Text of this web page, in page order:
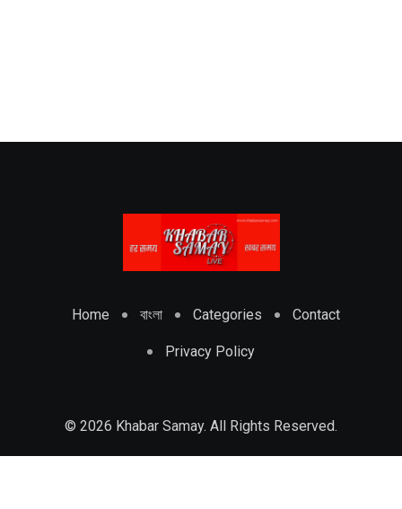
Home বাংলা Categories Contact
Privacy Policy
© 2026 Khabar Samay. All Rights Reserved.